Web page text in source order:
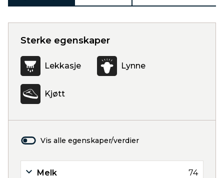
Sterke egenskaper
Lekkasje Lynne
Kjøtt
Vis alle egenskaper/verdier
Melk 74